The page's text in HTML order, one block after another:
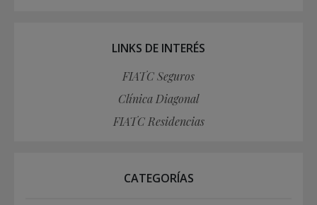
LINKS DE INTERÉS
FIATC Seguros
Clínica Diagonal
FIATC Residencias
CATEGORÍAS